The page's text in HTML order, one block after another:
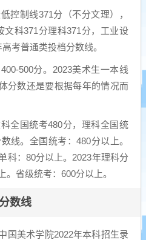
控制线371分（不分文理），
文科371分理科371分，工业设
考普通类投档分数线。
500分。2023美术生一本线
分数还是要根据每年的情况而
全国统考480分，理科全国统
线。全国统考：480分以上。
科：80分以上。2023年理科分
省级统考：600分以上。
数线
国美术学院2022年本科招生录